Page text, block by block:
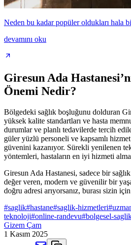
Neden bu kadar popüler oldukları hala
devamını oku
Giresun Ada
Önemi Nedir?
Bölgedeki sağlık boşluğunu dolduran
yüksek kalite standartları ve hasta
durumlar ve planlı tedavilerde tercih
güler yüzlü personeli ve kapsamlı hizmet
güvenini kazanıyor. Sürekli yenilenen
yöntemleri, hastaların en iyi hizmeti
Giresun Ada Hastanesi, sadece bir
değer veren, modern ve güvenilir bir
doğru adresi arıyorsanız, burası sizin
#saglik#hastane#saglik-hizmetleri#
teknoloji#online-randevu#bolgesel-
Gizem Çam
1 Kasım 2025